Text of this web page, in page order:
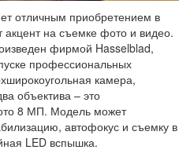
отличным приобретением в
на съемке фото и видео.
фирмой Hasselblad,
профессиональных
камера,
объектива – это
8 МП. Модель может
автофокус и съемку в
LED вспышка.